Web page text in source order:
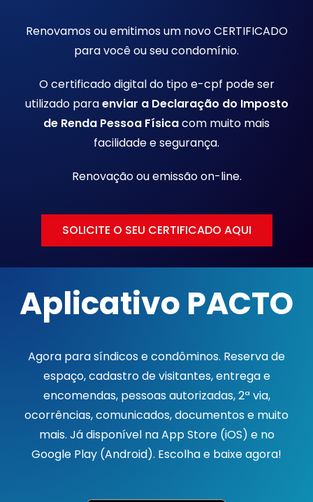
Renovamos ou emitimos um novo CERTIFICADO
para você ou seu condomínio.
O certificado digital do tipo e-cpf pode ser
utilizado paraenviar a Declaração do Imposto
de Renda Pessoa Físicacom muito mais
facilidade e segurança.
Renovação ou emissãoon-line.
SOLICITE O SEU CERTIFICADO AQUI
Aplicativo PACTO
Agora para síndicos e condôminos. Reserva de
espaço, cadastro de visitantes, entrega e
encomendas, pessoas autorizadas, 2ª via,
ocorrências, comunicados, documentos e muito
mais. Já disponível na App Store (iOS) e no
Google Play (Android). Escolha e baixe agora!